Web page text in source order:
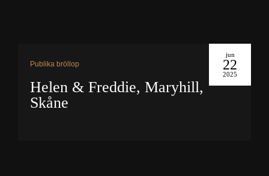
jun
22
2025
Publika bröllop
Helen & Freddie, Maryhill,
Skåne